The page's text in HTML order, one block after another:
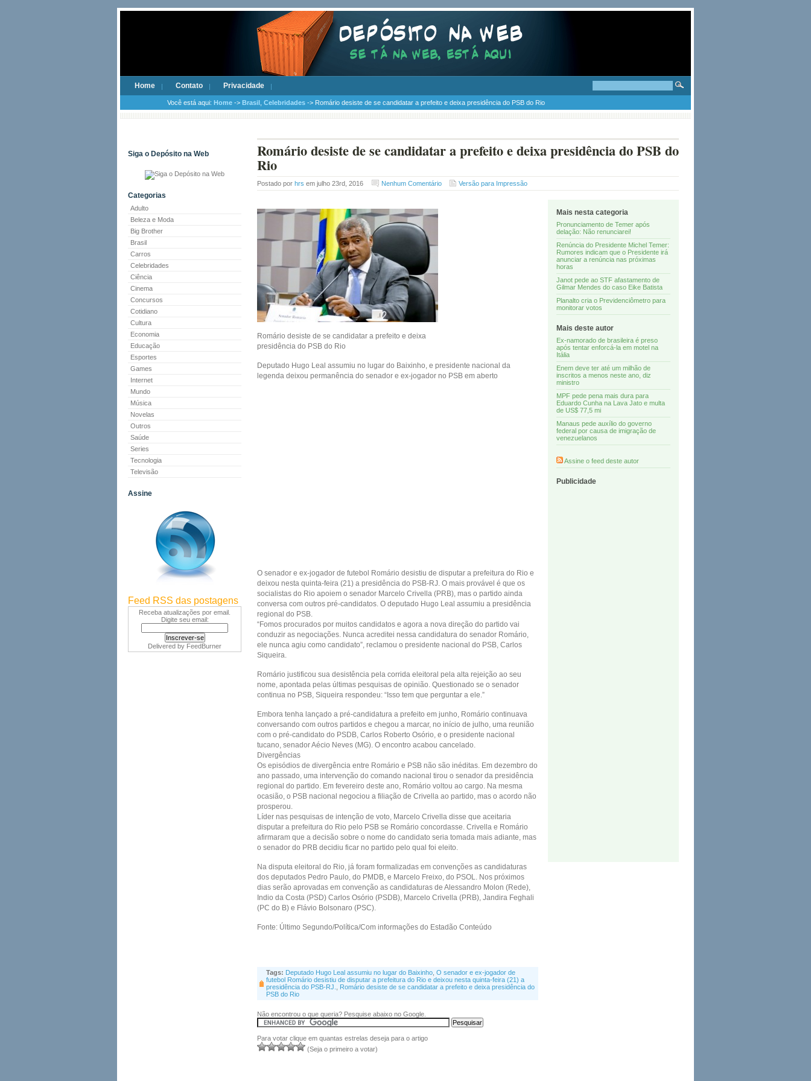
Home Contato Privacidade
Você está aqui: Home -> Brasil Celebridades -> Romário desiste de se candidatar a prefeito e deixa presidência do PSB do Rio
Siga o Depósito na Web
Categorias
Adulto
Beleza e Moda
Big Brother
Brasil
Carros
Celebridades
Ciência
Cinema
Concursos
Cotidiano
Cultura
Economia
Educação
Esportes
Games
Internet
Mundo
Música
Novelas
Outros
Saúde
Series
Tecnologia
Televisão
Assine
Feed RSS das postagens
Receba atualizações por email.
Digite seu email:
Delivered by FeedBurner
Romário desiste de se candidatar a prefeito e deixa presidência do PSB do
Rio
Postado por hrs em julho 23rd, 2016 Nenhum Comentário Versão para Impressão
Romário desiste de se candidatar a prefeito e deixa
presidência do PSB do Rio
Deputado Hugo Leal assumiu no lugar do Baixinho, e presidente nacional da
legenda deixou permanência do senador e ex-jogador no PSB em aberto
O senador e ex-jogador de futebol Romário desistiu de disputar a prefeitura do Rio e
deixou nesta quinta-feira (21) a presidência do PSB-RJ. O mais provável é que os
socialistas do Rio apoiem o senador Marcelo Crivella (PRB), mas o partido ainda
conversa com outros pré-candidatos. O deputado Hugo Leal assumiu a presidência
regional do PSB.
“Fomos procurados por muitos candidatos e agora a nova direção do partido vai
conduzir as negociações. Nunca acreditei nessa candidatura do senador Romário,
ele nunca agiu como candidato”, reclamou o presidente nacional do PSB, Carlos
Siqueira.
Romário justificou sua desistência pela corrida eleitoral pela alta rejeição ao seu
nome, apontada pelas últimas pesquisas de opinião. Questionado se o senador
continua no PSB, Siqueira respondeu: “Isso tem que perguntar a ele.”
Embora tenha lançado a pré-candidatura a prefeito em junho, Romário continuava
conversando com outros partidos e chegou a marcar, no início de julho, uma reunião
com o pré-candidato do PSDB, Carlos Roberto Osório, e o presidente nacional
tucano, senador Aécio Neves (MG). O encontro acabou cancelado.
Divergências
Os episódios de divergência entre Romário e PSB não são inéditas. Em dezembro do
ano passado, uma intervenção do comando nacional tirou o senador da presidência
regional do partido. Em fevereiro deste ano, Romário voltou ao cargo. Na mesma
ocasião, o PSB nacional negociou a filiação de Crivella ao partido, mas o acordo não
prosperou.
Líder nas pesquisas de intenção de voto, Marcelo Crivella disse que aceitaria
disputar a prefeitura do Rio pelo PSB se Romário concordasse. Crivella e Romário
afirmaram que a decisão sobre o nome do candidato seria tomada mais adiante, mas
o senador do PRB decidiu ficar no partido pelo qual foi eleito.
Na disputa eleitoral do Rio, já foram formalizadas em convenções as candidaturas
dos deputados Pedro Paulo, do PMDB, e Marcelo Freixo, do PSOL. Nos próximos
dias serão aprovadas em convenção as candidaturas de Alessandro Molon (Rede),
Indio da Costa (PSD) Carlos Osório (PSDB), Marcelo Crivella (PRB), Jandira Feghali
(PC do B) e Flávio Bolsonaro (PSC).
Fonte: Último Segundo/Política/Com informações do Estadão Conteúdo
Mais nesta categoria
Pronunciamento de Temer após
delação: Não renunciarei!
Renúncia do Presidente Michel Temer:
Rumores indicam que o Presidente irá
anunciar a renúncia nas próximas
horas
Janot pede ao STF afastamento de
Gilmar Mendes do caso Eike Batista
Planalto cria o Previdenciômetro para
monitorar votos
Mais deste autor
Ex-namorado de brasileira é preso
após tentar enforcá-la em motel na
Itália
Enem deve ter até um milhão de
inscritos a menos neste ano, diz
ministro
MPF pede pena mais dura para
Eduardo Cunha na Lava Jato e multa
de US$ 77,5 mi
Manaus pede auxílio do governo
federal por causa de imigração de
venezuelanos
Assine o feed deste autor
Publicidade
Tags: Deputado Hugo Leal assumiu no lugar do Baixinho O senador e ex-jogador de
futebol Romário desistiu de disputar a prefeitura do Rio e deixou nesta quinta-feira (21) a
presidência do PSB-RJ.
Romário desiste de se candidatar a prefeito e deixa presidência do
PSB do Rio
Não encontrou o que queria? Pesquise abaixo no Google.
Para votar clique em quantas estrelas deseja para o artigo
(Seja o primeiro a votar)